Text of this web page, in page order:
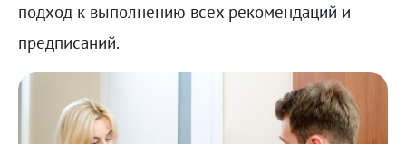
подход к выполнению всех рекомендаций и
предписаний.